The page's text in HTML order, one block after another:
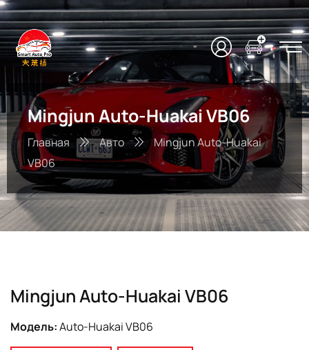
Mingjun Auto-Huakai VB06
Главная Авто
Mingjun Auto-Huakai
VB06
Mingjun Auto-Huakai VB06
Модель:Auto-Huakai VB06